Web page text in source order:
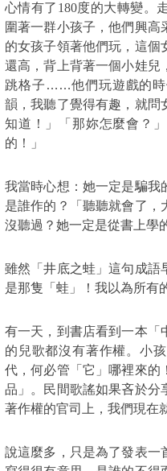
心情有了 180度的大轉變。
圍著一群小孩子，他們興高
的女孩子領著他們玩，這個
還高，背上背著一個小娃兒
跳格子……他們玩遊戲的時
韻，我聽了覺得有趣，就問
知道！」「那妳怎麼會？
的！」
我當時心想：她一定是騙我
是誰作的？「聽聽就會了，
沒聽過？她一定是從書上學
雖然「井底之蛙」這句成語
是那隻「蛙」！我以為所有
有一天，到書店看到一本「
的兒歌都沒有著作權。小
代，何必管「它」哪裡來的
品」。民間歌謠如果吝於分
著作權的官司上，我們現在
說這麼多，只是為了發表一